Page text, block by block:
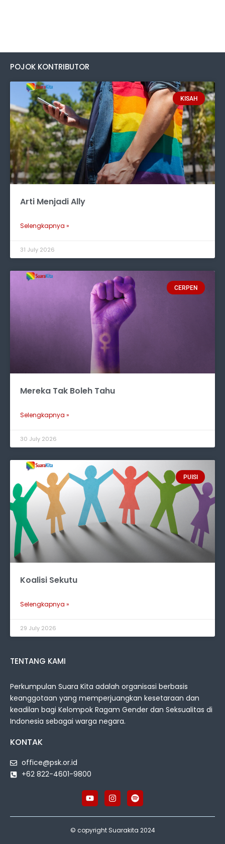
POJOK KONTRIBUTOR
KISAH
Arti Menjadi Ally
Selengkapnya »
31 July 2026
CERPEN
Mereka Tak Boleh Tahu
Selengkapnya »
30 July 2026
PUISI
Koalisi Sekutu
Selengkapnya »
29 July 2026
TENTANG KAMI
Perkumpulan Suara Kita adalah organisasi berbasis
keanggotaan yang memperjuangkan kesetaraan dan
keadilan bagi Kelompok Ragam Gender dan Seksualitas di
Indonesia sebagai warga negara.
KONTAK
office@psk.or.id
+62 822-4601-9800
© copyright Suarakita 2024